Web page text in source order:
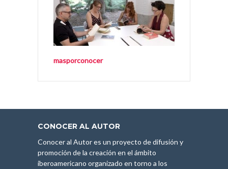
masporconocer
CONOCER AL AUTOR
Conocer al Autor es un proyecto de difusión y
promoción de la creación en el ámbito
iberoamericano organizado en torno a los